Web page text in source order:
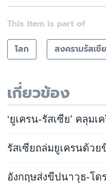
This item is part of
โลก
สงครามรัสเซี
เกี่ยวข้อง
‘ยูเครน-รัสเซีย’ คลุม
รัสเซียถล่มยูเครนด้ว
อังกฤษส่งขีปนาวุธ-โ